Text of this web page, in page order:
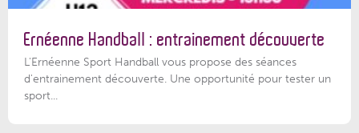
Ernéenne Handball : entrainement découverte
L'Ernéenne Sport Handball vous propose des séances
d'entrainement découverte. Une opportunité pour tester un
sport...